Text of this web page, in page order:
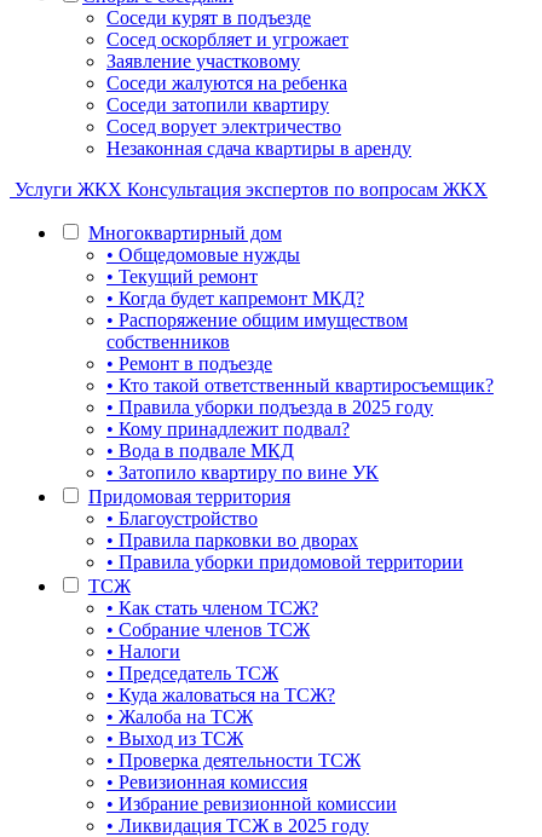
Соседи курят в подъезде
Сосед оскорбляет и угрожает
Заявление участковому
Соседи жалуются на ребенка
Соседи затопили квартиру
Сосед ворует электричество
Незаконная сдача квартиры в аренду
Услуги ЖКХ Консультация экспертов по вопросам ЖКХ
Многоквартирный дом
• Общедомовые нужды
• Текущий ремонт
• Когда будет капремонт МКД?
• Распоряжение общим имуществом
собственников
• Ремонт в подъезде
• Кто такой ответственный квартиросъемщик?
• Правила уборки подъезда в 2025 году
• Кому принадлежит подвал?
• Вода в подвале МКД
• Затопило квартиру по вине УК
Придомовая территория
• Благоустройство
• Правила парковки во дворах
• Правила уборки придомовой территории
ТСЖ
• Как стать членом ТСЖ?
• Собрание членов ТСЖ
• Налоги
• Председатель ТСЖ
• Куда жаловаться на ТСЖ?
• Жалоба на ТСЖ
• Выход из ТСЖ
• Проверка деятельности ТСЖ
• Ревизионная комиссия
• Избрание ревизионной комиссии
• Ликвидация ТСЖ в 2025 году